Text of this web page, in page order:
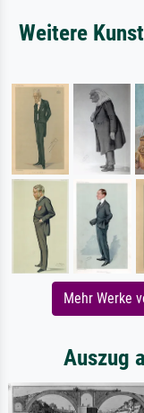
Weitere
Mehr Werke
Auszug